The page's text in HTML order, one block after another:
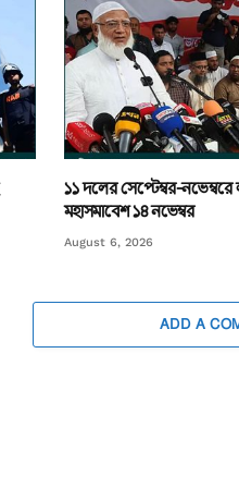
১১ দলের সেপ্টেম্বর-নভেম্বরে
মহাসমাবেশ ১৪ নভেম্বর
August 6, 2026
ADD A